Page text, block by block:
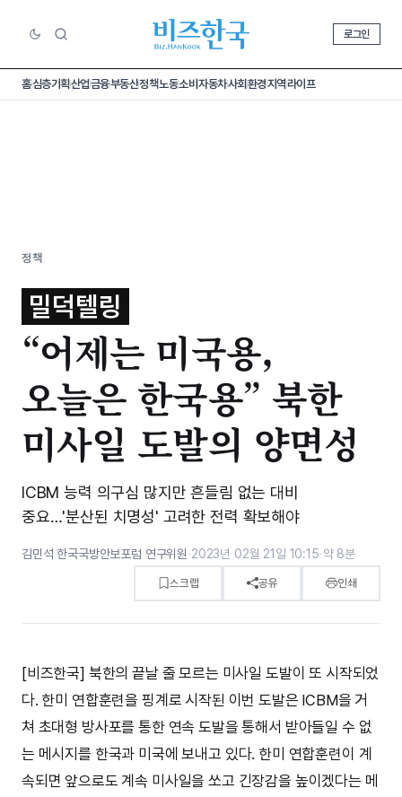
로그인
홈심층기획산업금융부동산정책노동소비 자동차사회환경지역라이프
정책
밀덕텔링
“어제는 미국용,
오늘은 한국용” 북한
미사일 도발의 양면성
ICBM 능력 의구심 많지만 흔들림 없는 대비
중요…'분산된 치명성' 고려한 전력 확보해야
김민석 한국국방안보포럼 연구위원·2023년 02월 21일 10:15·약 8분
스크랩 공유 인쇄
[비즈한국] 북한의 끝날 줄 모르는 미사일 도발이 또 시작되었
다. 한미 연합훈련을 핑계로 시작된 이번 도발은 ICBM을 거
쳐 초대형 방사포를 통한 연속 도발을 통해서 받아들일 수 없
는 메시지를 한국과 미국에 보내고 있다. 한미 연합훈련이 계
속되면 앞으로도 계속 미사일을 쏘고 긴장감을 높이겠다는 메